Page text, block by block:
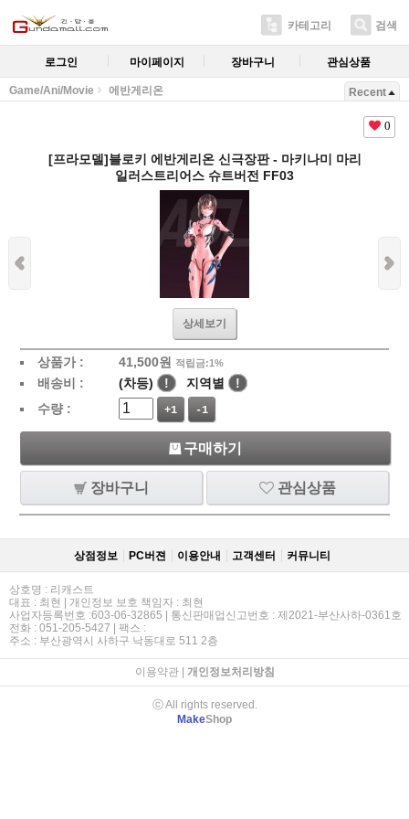
카테고리 검색
로그인 마이페이지 장바구니 관심상품
Game/Ani/Movie 에반게리온 Recent
0
[프라모델]블로키 에반게리온 신극장판 - 마키나미 마리
일러스트리어스 슈트버전 FF03
상세보기
상품가 : 41,500원 적립금:1%
배송비 : (차등) ! 지역별
!
수량 :
+1 -1
구매하기
장바구니 관심상품
상점정보 PC버젼 이용안내 고객센터 커뮤니티
상호명 : 리캐스트
대표 : 최현 | 개인정보 보호 책임자 : 최현
사업자등록번호 :603-06-32865 | 통신판매업신고번호 : 제2021-부산사하-0361호
전화 : 051-205-5427 | 팩스 :
주소 : 부산광역시 사하구 낙동대로 511 2층
이용약관| 개인정보처리방침
ⓒ All rights reserved.
MakeShop